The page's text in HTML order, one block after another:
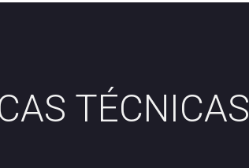
TÉCNICAS